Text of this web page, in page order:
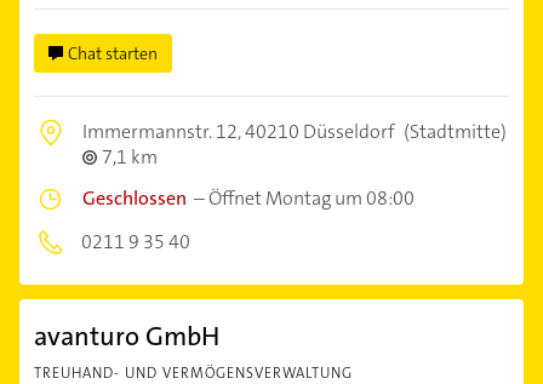
Chat starten
Immermannstr. 12,40210 Düsseldorf (Stadtmitte)
7,1 km
Geschlossen –Öffnet Montag um 08:00
0211 9 35 40
avanturo GmbH
TREUHAND- UND VERMÖGENSVERWALTUNG